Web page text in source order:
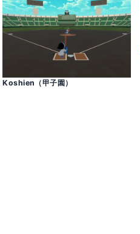
Koshien（甲子園）